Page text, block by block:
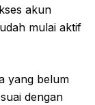
akun
mulai aktif
yang belum
dengan